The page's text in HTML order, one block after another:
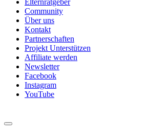
Elternratgeber
Community
Über uns
Kontakt
Partnerschaften
Projekt Unterstützen
Affiliate werden
Newsletter
Facebook
Instagram
YouTube